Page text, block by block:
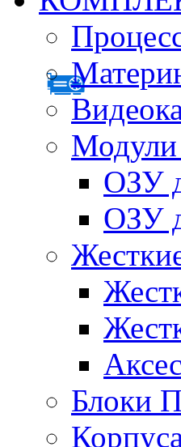
ОЗУ
ОЗУ
Блоки